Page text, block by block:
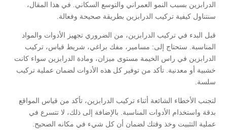
الدرابزين بسبب النمو العمراني والتوسع السكاني. في هذا المقال،
سنتناول كيفية تركيب الدرابزين بطريقة صحيحة وفعالة.
قبل البدء في تركيب الدرابزين، من الضروري تجهيز الأدوات والمواد
المناسبة. ستحتاج إلى: مسامير، مفك براغي، شريط قياس، تركيب
الدرابزين في راس الخيمة مستوى ميزان، ومادة الدرابزين سواء كانت
خشبية أو معدنية. تأكد من توفير كل هذه الأدوات لضمان عملية تركيب
سلسة.
لتجنب الأخطاء الشائعة أثناء تركيب الدرابزين، تأكد من قياس المواقع
بدقة واستخدام الأدوات المناسبة. بالإضافة إلى ذلك، لا تتسرع في
عملية التثبيت وخذ وقتك لضمان أن كل شيء في مكانه الصحيح.